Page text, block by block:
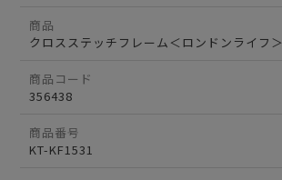
商品
クロスステッチフレーム＜ロンドンライフ＞
商品コード
356438
商品番号
KT-KF1531